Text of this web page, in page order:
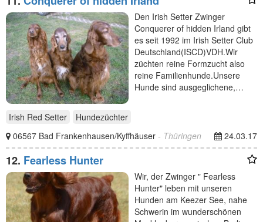
Den Irish Setter Zwinger
Conquerer of hidden Irland gibt
es seit 1992 im Irish Setter Club
Deutschland(ISCD)VDH.Wir
züchten reine Formzucht also
reine Familienhunde.Unsere
Hunde sind ausgeglichene,…
Irish Red Setter
Hundezüchter
06567 Bad Frankenhausen/Kyffhäuser - Thüringen 24.03.17
12. Fearless Hunter
Wir, der Zwinger " Fearless
Hunter" leben mit unseren
Hunden am Keezer See, nahe
Schwerin im wunderschönen